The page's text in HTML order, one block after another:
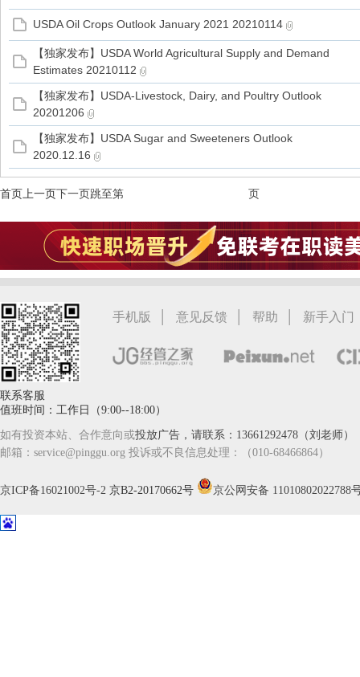
USDA Oil Crops Outlook January 2021 20210114
【独家发布】USDA World Agricultural Supply and Demand
Estimates 20210112
【独家发布】USDA-Livestock, Dairy, and Poultry Outlook
20201206
【独家发布】USDA Sugar and Sweeteners Outlook
2020.12.16
首页上一页下一页跳至第 页
手机版 | 意见反馈 | 帮助 | 新手入门
联系客服
值班时间：工作日（9:00--18:00）
如有投资本站、合作意向或投放广告，请联系：13661292478（刘老师）
邮箱：service@pinggu.org 投诉或不良信息处理：（010-68466864）
京ICP备16021002号-2 京B2-20170662号 京公网安备 11010802022788